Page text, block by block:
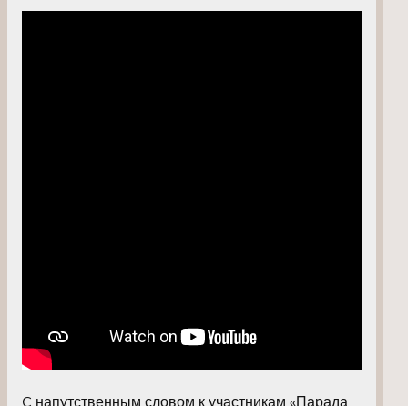
C напутственным словом к участникам «Парада